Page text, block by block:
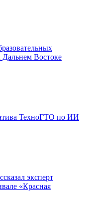
Востоке
ТехноГТО по ИИ
эксперт
«Красная